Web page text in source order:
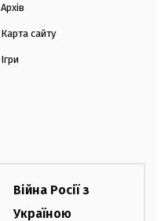
Архів
Карта сайту
Ігри
Війна Росії з
Україною